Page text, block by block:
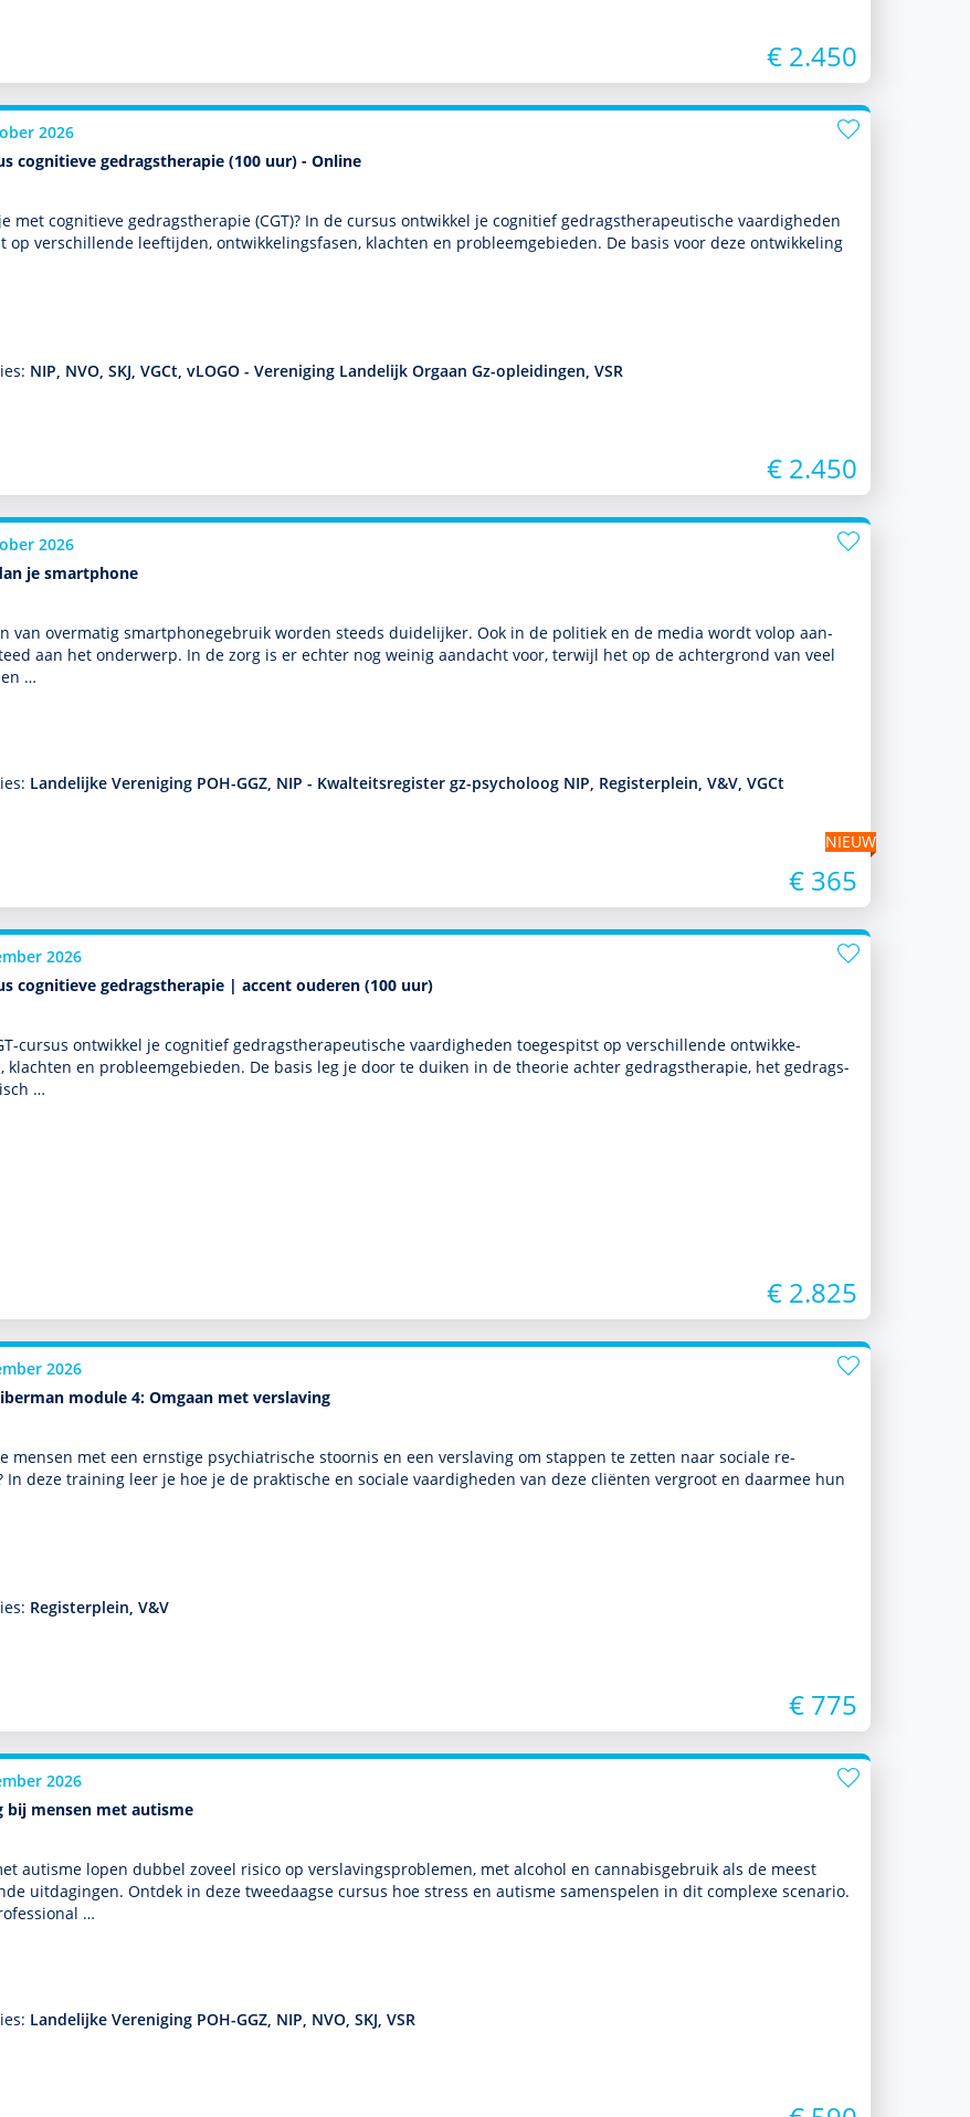
€ 2.450
2026
cognitieve gedragstherapie (100 uur) - Online
met cogni­tieve gedrags­thera­pie (CGT)? In de cursus ontwik­kel je cognitief gedrags­thera­peu­tische vaar­dig­heden
op ver­schil­lende leeftijden, ont­wikke­lingsfasen, klachten en probleemgebieden. De basis voor deze ont­wikke­ling
NIP, NVO, SKJ, VGCt, vLOGO - Vereniging Landelijk Orgaan Gz-opleidingen, VSR
€ 2.450
2026
je smartphone
van overmatig smartphonegebruik worden steeds duide­lijker. Ook in de politiek en de media wordt volop aan­
aan het onder­werp. In de zorg is er echter nog weinig aan­dacht voor, terwijl het op de achter­grond van veel
…
Landelijke Vereniging POH-GGZ, NIP - Kwalteitsregister gz-psycholoog NIP, Registerplein, V&V, VGCt
NIEUW
€ 365
2026
cognitieve gedragstherapie | accent ouderen (100 uur)
cursus ontwik­kel je cognitief gedrags­thera­peu­tische vaar­dig­heden toegespitst op ver­schil­lende ont­wikke­
klachten en probleemgebieden. De basis leg je door te duiken in de theorie achter gedrags­thera­pie, het gedrags­
…
€ 2.825
2026
module 4: Omgaan met verslaving
mensen met een ernstige psychia­trische stoor­nis en een ver­sla­ving om stappen te zetten naar sociale re-
In deze training leer je hoe je de prak­tische en sociale vaar­dig­heden van deze cliënten vergroot en daarmee hun
Registerplein, V&V
€ 775
2026
bij mensen met autisme
autisme lopen dubbel zoveel risico op ver­sla­vingspro­ble­men, met alcohol en cannabisgebruik als de meest
uitdagingen. Ontdek in deze tweedaagse cursus hoe stress en autisme samenspelen in dit complexe scenario.
…
Landelijke Vereniging POH-GGZ, NIP, NVO, SKJ, VSR